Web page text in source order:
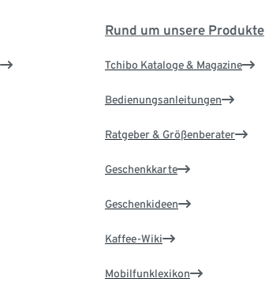
Rund um unsere Produkte
Tchibo Kataloge & Magazine
Bedienungsanleitungen
Ratgeber & Größenberater
Geschenkkarte
Geschenkideen
Kaffee-Wiki
Mobilfunklexikon